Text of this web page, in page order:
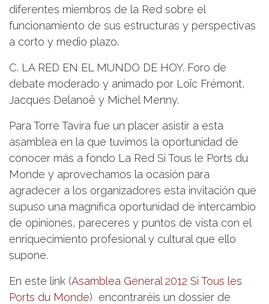
diferentes miembros de la Red sobre el
funcionamiento de sus estructuras y perspectivas
a corto y medio plazo.
C. LA RED EN EL MUNDO DE HOY. Foro de
debate moderado y animado por Loïc Frémont,
Jacques Delanoë y Michel Menny.
Para Torre Tavira fue un placer asistir a esta
asamblea en la que tuvimos la oportunidad de
conocer más a fondo La Red Si Tous le Ports du
Monde y aprovechamos la ocasión para
agradecer a los organizadores esta invitación que
supuso una magnífica oportunidad de intercambio
de opiniones, pareceres y puntos de vista con el
enriquecimiento profesional y cultural que ello
supone.
En este link (Asamblea General 2012 Si Tous les
Ports du Monde) encontraréis un dossier de